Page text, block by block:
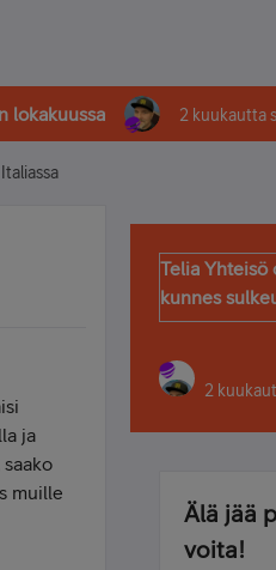
lokakuussa 2 kuukautta
ja
muille
Telia Yhteisö
kunnes
2
Älä jää
voita!